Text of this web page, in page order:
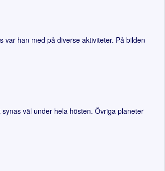
var han med på diverse aktiviteter. På bilden
väl under hela hösten. Övriga planeter